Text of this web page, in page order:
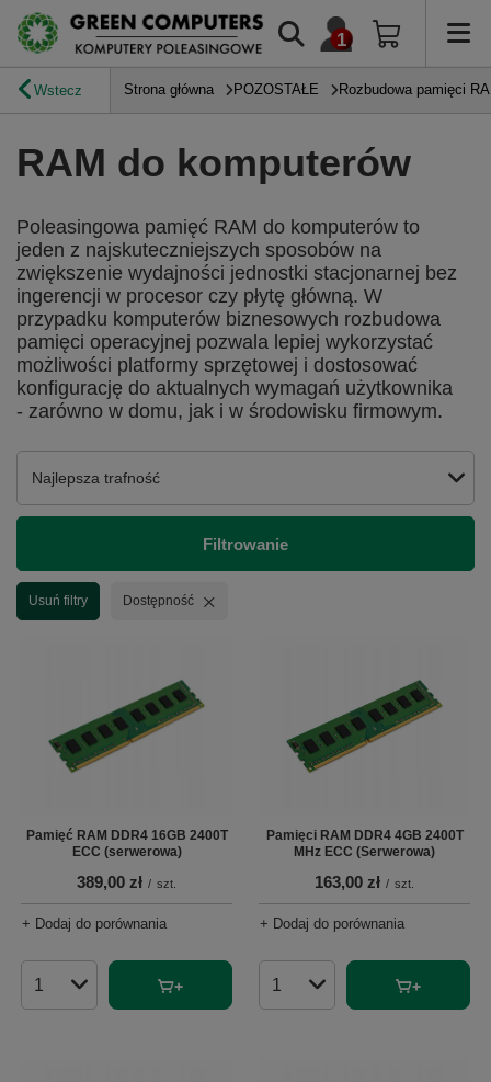
Wstecz Strona główna POZOSTAŁE Rozbudowa pamięci
RAM do komputerów
Poleasingowa pamięć RAM do komputerów to
jeden z najskuteczniejszych sposobów na
zwiększenie wydajności jednostki stacjonarnej bez
ingerencji w procesor czy płytę główną. W
przypadku komputerów biznesowych rozbudowa
pamięci operacyjnej pozwala lepiej wykorzystać
możliwości platformy sprzętowej i dostosować
konfigurację do aktualnych wymagań użytkownika
- zarówno w domu, jak i w środowisku firmowym.
Zmień sortowanie
Najlepsza trafność
Filtrowanie
Usuń filtry Usuń filtr
Dostępność
Pamięć RAM DDR4 16GB 2400T
ECC (serwerowa)
389,00 zł / szt.
+ Dodaj do porównania
Ilość produktów
Pamięci RAM DDR4 4GB 2400T
MHz ECC (Serwerowa)
163,00 zł / szt.
+ Dodaj do porównania
Ilość produktów